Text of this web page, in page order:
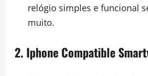
relógio simples e funcional
muito.
2. Iphone Compatible